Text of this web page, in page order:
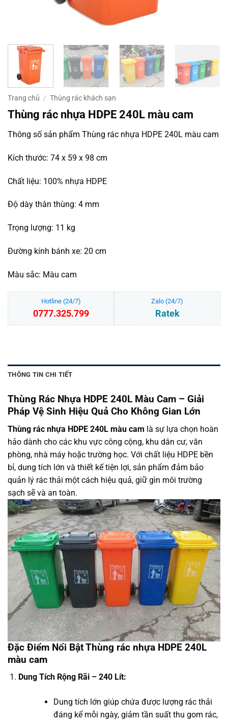
Trang chủ / Thùng rác khách sạn
Thùng rác nhựa HDPE 240L màu cam
Thông số sản phẩm Thùng rác nhựa HDPE 240L màu cam
Kích thước: 74 x 59 x 98 cm
Chất liệu: 100% nhựa HDPE
Độ dày thân thùng: 4 mm
Trọng lượng: 11 kg
Đường kính bánh xe: 20 cm
Màu sắc: Màu cam
Hotline (24/7)
0777.325.799
Zalo (24/7)
Ratek
THÔNG TIN CHI TIẾT
Thùng Rác Nhựa HDPE 240L Màu Cam – Giải
Pháp Vệ Sinh Hiệu Quả Cho Không Gian Lớn
Thùng rác nhựa HDPE 240L màu cam là sự lựa chọn hoàn
hảo dành cho các khu vực công cộng, khu dân cư, văn
phòng, nhà máy hoặc trường học. Với chất liệu HDPE bền
bỉ, dung tích lớn và thiết kế tiện lợi, sản phẩm đảm bảo
quản lý rác thải một cách hiệu quả, giữ gìn môi trường
sạch sẽ và an toàn.
Đặc Điểm Nổi Bật Thùng rác nhựa HDPE 240L
màu cam
Dung Tích Rộng Rãi – 240 Lít:
Dung tích lớn giúp chứa được lượng rác thải
đáng kể mỗi ngày, giảm tần suất thu gom rác,